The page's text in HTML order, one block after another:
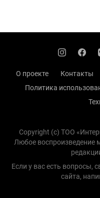
О проекте Контакты
Политика
Copyright (с) TOO
Любое воспроизведение
Если у вас есть вопросы,
сайта,